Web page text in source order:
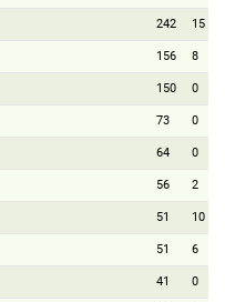
242 15
156 8
150 0
73 0
64 0
56 2
51 10
51 6
41 0